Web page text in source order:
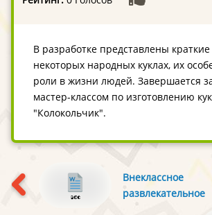
В разработке представлены
некоторых народных куклах, их
роли в жизни людей. Завершается
мастер-классом по изготовлению
"Колокольчик".
Внеклассное
развлекательное